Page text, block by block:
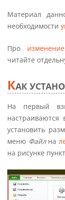
Материал
необходимости
Про
читайте
КАК
На первый
установить
меню Файлна
на рисунке